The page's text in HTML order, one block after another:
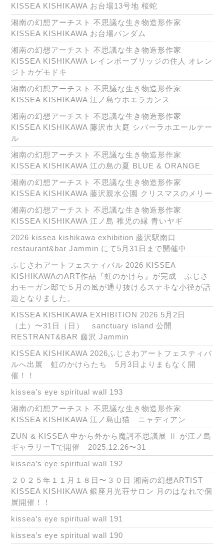
KISSEA KISHIKAWA お台場13号地 桜蛇
湘南の幻想アーチスト 不思議な生き物造形作家
KISSEA KISHIKAWA お台場パンダム
湘南の幻想アーチスト 不思議な生き物造形作家
KISSEA KISHIKAWA レインボーブリッジの住人 オレン
ジトカゲモドキ
湘南の幻想アーチスト 不思議な生き物造形作家
KISSEA KISHIKAWA 江ノ島ウホエラカンス
湘南の幻想アーチスト 不思議な生き物造形作家
KISSEA KISHIKAWA 藤沢市大庭 シバーラホエールテー
ル
湘南の幻想アーチスト 不思議な生き物造形作家
KISSEA KISHIKAWA 江の島の夏 BLUE & ORANGE
湘南の幻想アーチスト 不思議な生き物造形作家
KISSEA KISHIKAWA 藤沢親水公園 クリスマスのメリー
湘南の幻想アーチスト 不思議な生き物造形作家
KISSEA KISHIKAWA 江ノ島 稚児の縁 青いヤギ
2026 kissea kishikawa exhibition 藤沢駅南口
restaurant&bar Jammin にて5月31日まで開催中
ふじさわアートフェスティバル 2026 KISSEA
KISHIKAWAのART作品『虹のかけら』が完成 ふじさ
わモーガン邸で５月の風が通り抜けるステキな小径が話
題となりました。
KISSEA KISHIKAWA EXHIBITION 2026 5月2日
（土）〜31日（日） sanctuary island 公開
RESTRANT&BAR 藤沢 Jammin
KISSEA KISHIKAWA 2026ふじさわアートフェスティバ
ルへ出展 虹のかけらたち 5月3日よりまもなく開
催！！
kissea’s eye spiritual wall 193
湘南の幻想アーチスト 不思議な生き物造形作家
KISSEA KISHIKAWA 江ノ島山猫 ニャディアン
ZUN & KISSEA 中から外から魔訶不思議展 Ⅱ が江ノ島
ギャラリーTで開催 2025.12.26〜31
kissea’s eye spiritual wall 192
２０２５年１１月１８日〜３０日 湘南の幻想ARTIST
KISSEA KISHIKAWA 銀座月光荘サロン 月のはなれで個
展開催！！
kissea’s eye spiritual wall 191
kissea’s eye spiritual wall 190